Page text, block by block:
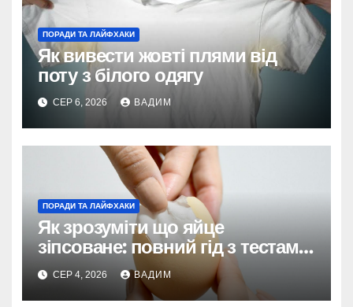
ПОРАДИ ТА ЛАЙФХАКИ
Як вивести жовті плями від
поту з білого одягу
СЕР 6, 2026 ВАДИМ
ПОРАДИ ТА ЛАЙФХАКИ
Як зрозуміти що яйце
зіпсоване: повний гід з тестами
та поясненнями
СЕР 4, 2026 ВАДИМ